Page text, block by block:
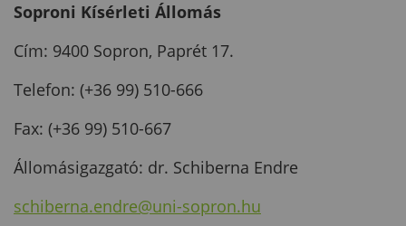
Soproni Kísérleti Állomás
Cím: 9400 Sopron, Paprét 17.
Telefon: (+36 99) 510-666
Fax: (+36 99) 510-667
Állomásigazgató: dr. Schiberna Endre
schiberna.endre@uni-sopron.hu